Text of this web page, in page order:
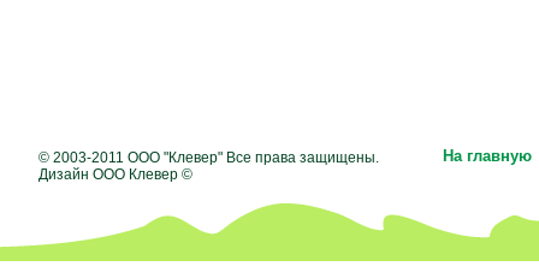
© 2003-2011 ООО "Клевер" Все права защищены.
Дизайн ООО Клевер ©
На главную